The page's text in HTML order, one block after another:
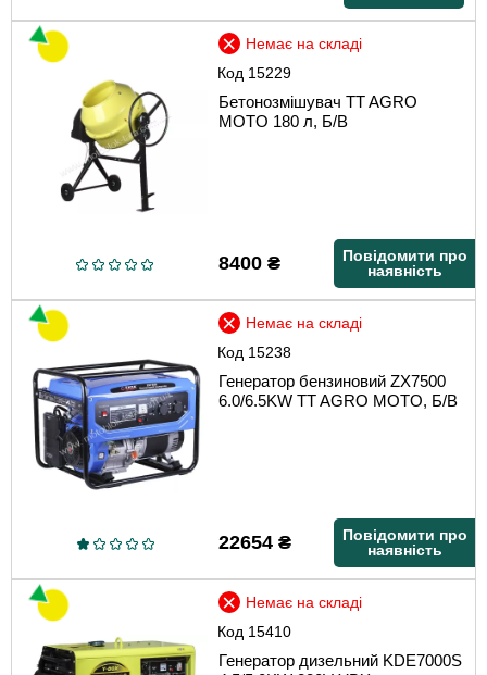
Код 15229
Немає на складі
Бетонозмішувач TT AGRO
MOTO 180 л, Б/В
8400₴
Повідомити про
наявність
Код 15238
Немає на складі
Генератор бензиновий ZX7500
6.0/6.5KW TT AGRO MOTO, Б/В
22654₴
Повідомити про
наявність
Код 15410
Немає на складі
Генератор дизельний KDE7000S